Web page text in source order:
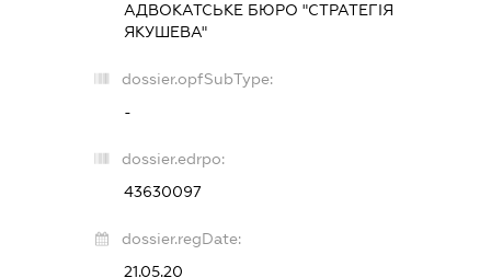
АДВОКАТСЬКЕ БЮРО "СТРАТЕГІЯ
ЯКУШЕВА"
dossier.opfSubType:
-
dossier.edrpo:
43630097
dossier.regDate:
21.05.20